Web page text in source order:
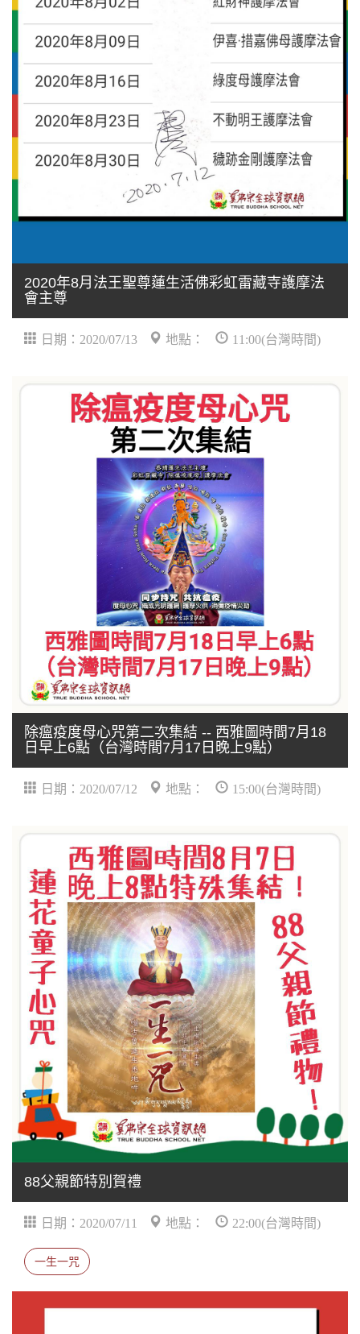
2020年8月法王聖尊蓮生活佛彩虹雷藏寺護摩法
會主尊
日期：2020/07/13 地點： 11:00(台灣時間)
除瘟疫度母心咒第二次集結 -- 西雅圖時間7月18
日早上6點（台灣時間7月17日晚上9點）
日期：2020/07/12 地點： 15:00(台灣時間)
88父親節特別賀禮
日期：2020/07/11 地點： 22:00(台灣時間)
一生一咒